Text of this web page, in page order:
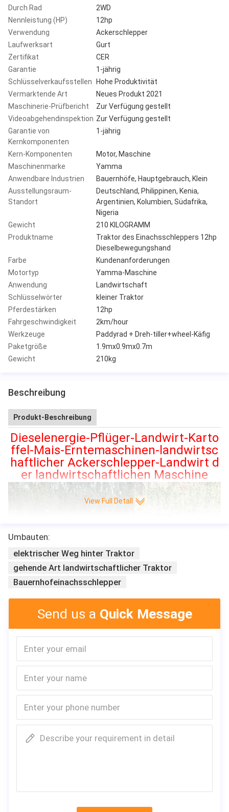
Durch Rad
2WD
Nennleistung (HP)
12hp
Verwendung
Ackerschlepper
Laufwerksart
Gurt
Zertifikat
CER
Garantie
1-jährig
Schlüsselverkaufsstellen
Hohe Produktivität
Vermarktende Art
Neues Produkt 2021
Maschinerie-Prüfbericht
Zur Verfügung gestellt
Videoabgehendinspektion Zur Verfügung gestellt
Garantie von
Kernkomponenten
1-jährig
Kern-Komponenten
Motor, Maschine
Maschinenmarke
Yamma
Anwendbare Industrien
Bauernhöfe, Hauptgebrauch, Klein
Ausstellungsraum-
Standort
Deutschland, Philippinen, Kenia,
Argentinien, Kolumbien, Südafrika,
Nigeria
Gewicht
210 KILOGRAMM
Produktname
Traktor des Einachsschleppers 12hp
Dieselbewegungshand
Farbe
Kundenanforderungen
Motortyp
Yamma-Maschine
Anwendung
Landwirtschaft
Schlüsselwörter
kleiner Traktor
Pferdestärken
12hp
Fahrgeschwindigkeit
2km/hour
Werkzeuge
Paddyrad + Dreh-tiller+wheel-Käfig
Paketgröße
1.9mx0.9mx0.7m
Gewicht
210kg
Beschreibung
Produkt-Beschreibung
Dieselenergie-Pflüger-Landwirt-Karto
ffel-Mais-Erntemaschinen-landwirtsc
haftlicher Ackerschlepper-Landwirt d
er landwirtschaftlichen Maschine
Fahrgeschwindigkeit (vorwärts): 2km/hr
Mit Verknüpfung zu den Hauptbauernhofwerkze
View Full Detall
Umbauten:
elektrischer Weg hinter Traktor
gehende Art landwirtschaftlicher Traktor
Bauernhofeinachsschlepper
Send us a Quick Message
Describe your requirement in detail